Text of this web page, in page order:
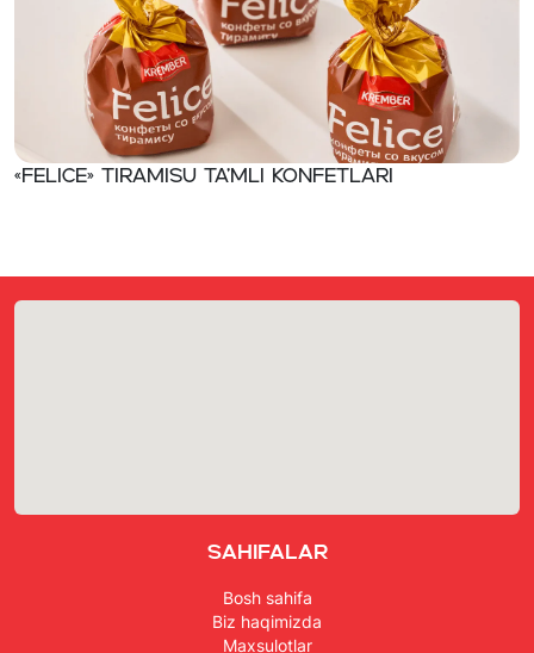
«Felice» Tiramisu ta’mli konfetlari
Sahifalar
Bosh sahifa
Biz haqimizda
Maxsulotlar